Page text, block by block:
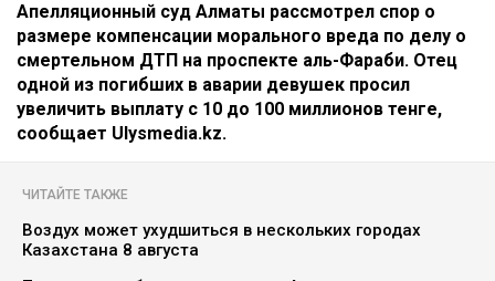
Апелляционный суд Алматы рассмотрел спор о
размере компенсации морального вреда по делу о
смертельном ДТП на проспекте аль-Фараби. Отец
одной из погибших в аварии девушек просил
увеличить выплату с 10 до 100 миллионов тенге,
сообщает Ulysmedia.kz.
ЧИТАЙТЕ ТАКЖЕ
Воздух может ухудшиться в нескольких городах
Казахстана 8 августа